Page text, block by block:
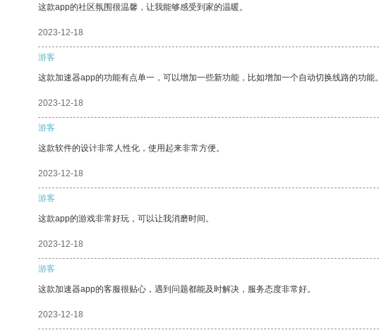
这款app的社区氛围很温馨，让我能够感受到家的温暖。
2023-12-18
游客
这款加速器app的功能有点单一，可以增加一些新功能，比如增加一个自动切换线路的功能。
2023-12-18
游客
这款软件的设计非常人性化，使用起来非常方便。
2023-12-18
游客
这款app的游戏非常好玩，可以让我消磨时间。
2023-12-18
游客
这款加速器app的客服很贴心，遇到问题都能及时解决，服务态度非常好。
2023-12-18